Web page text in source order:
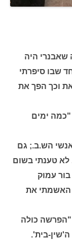
שאבנרי היה
שבו סיפרתי
וכך הפך את
ולא "כמה ימים
הש.ב.; גם
לא טענתי בשום
עמוק
האשמתי את
עוד טורח אבנרי לציין (ע' 416 ): "הפרשה כולה
בית'.